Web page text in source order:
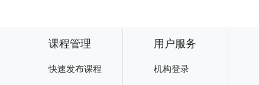
课程管理
快速发布课程
用户服务
机构登录